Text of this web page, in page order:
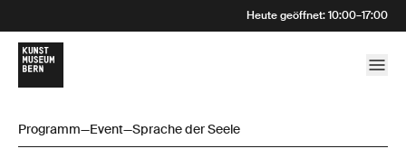
Heute geöffnet: 10:00–17:00
Programm—Event—Sprache der Seele